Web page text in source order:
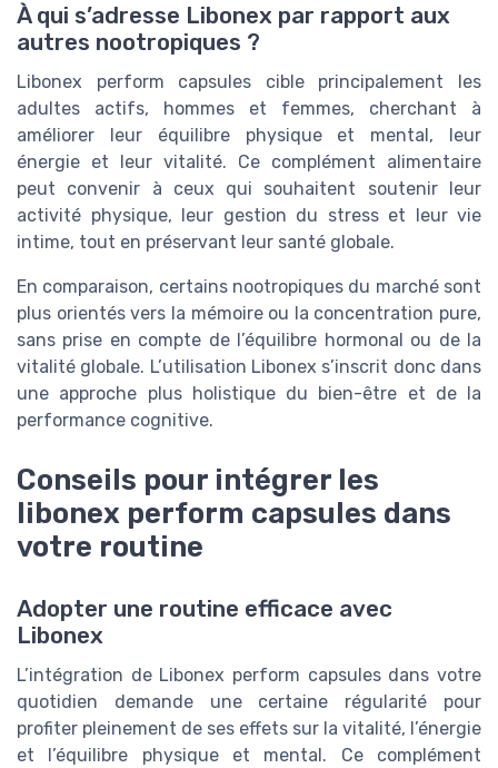
À qui s’adresse Libonex par rapport aux
autres nootropiques ?
Libonex perform capsules cible principalement les
adultes actifs, hommes et femmes, cherchant à
améliorer leur équilibre physique et mental, leur
énergie et leur vitalité. Ce complément alimentaire
peut convenir à ceux qui souhaitent soutenir leur
activité physique, leur gestion du stress et leur vie
intime, tout en préservant leur santé globale.
En comparaison, certains nootropiques du marché sont
plus orientés vers la mémoire ou la concentration pure,
sans prise en compte de l’équilibre hormonal ou de la
vitalité globale. L’utilisation Libonex s’inscrit donc dans
une approche plus holistique du bien-être et de la
performance cognitive.
Conseils pour intégrer les
libonex perform capsules dans
votre routine
Adopter une routine efficace avec
Libonex
L’intégration de Libonex perform capsules dans votre
quotidien demande une certaine régularité pour
profiter pleinement de ses effets sur la vitalité, l’énergie
et l’équilibre physique et mental. Ce complément